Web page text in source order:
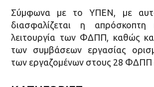
Σύμφωνα με το ΥΠΕΝ, με
διασφαλίζεται η απρόσκοπτη
λειτουργία των ΦΔΠΠ, καθώς
των συμβάσεων εργασίας
των εργαζομένων στους 28 ΦΔΠΠ